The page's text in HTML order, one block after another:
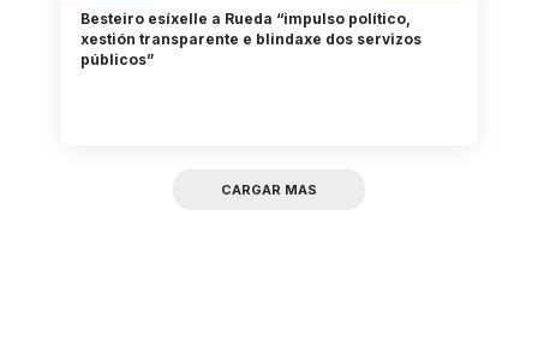
Besteiro esíxelle a Rueda “impulso político,
xestión transparente e blindaxe dos servizos
públicos”
CARGAR MAS